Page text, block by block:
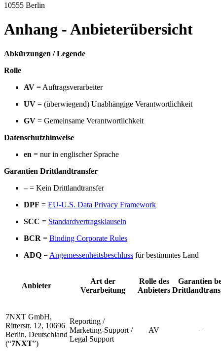
10555 Berlin
Anhang - Anbieterübersicht
Abkürzungen / Legende
Rolle
AV = Auftragsverarbeiter
UV = (überwiegend) Unabhängige Verantwortlichkeit
GV = Gemeinsame Verantwortlichkeit
Datenschutzhinweise
en = nur in englischer Sprache
Garantien Drittlandtransfer
–= Kein Drittlandtransfer
DPF = EU-U.S. Data Privacy Framework
SCC = Standardvertragsklauseln
BCR = Binding Corporate Rules
ADQ = Angemessenheitsbeschluss für bestimmtes Land
Anbieter
Art der
Verarbeitung
Rolle des
Anbieters
Garantien
7NXT GmbH,
Ritterstr. 12, 10696
Berlin, Deutschland
(“7NXT”)
Reporting /
Marketing-Support /
Legal Support
AV –